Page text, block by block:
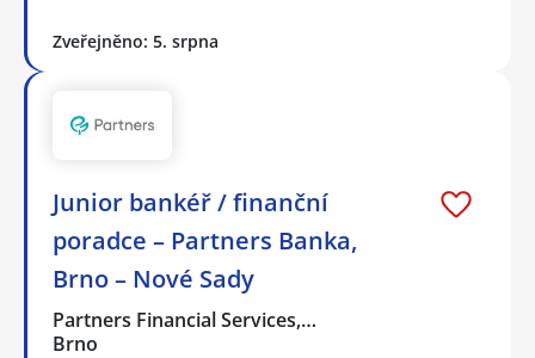
Zveřejněno: 5. srpna
Junior bankéř / finanční
poradce – Partners Banka,
Brno – Nové Sady
Partners Financial Services,…
Brno